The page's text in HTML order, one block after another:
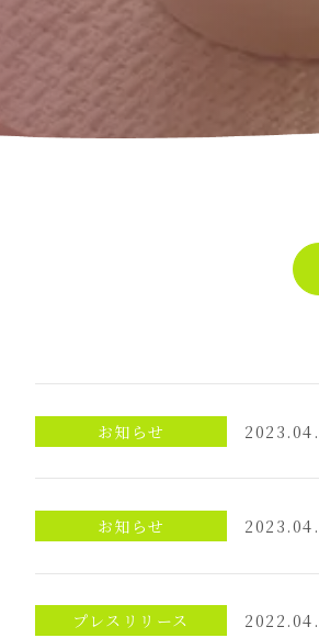
お知らせ
お知らせ
プレスリリース